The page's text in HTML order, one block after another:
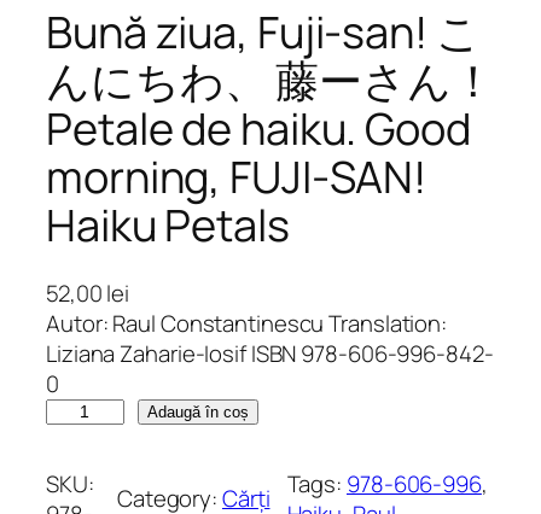
Bună ziua, Fuji-san! こ
んにちわ、 藤ーさん！
Petale de haiku. Good
morning, FUJI-SAN!
Haiku Petals
52,00lei
Autor: Raul Constantinescu Translation:
Liziana Zaharie-Iosif ISBN 978-606-996-842-
0
n
t
Adaugă în coș
SKU:
Category:Cărți Tags: 978-606-996